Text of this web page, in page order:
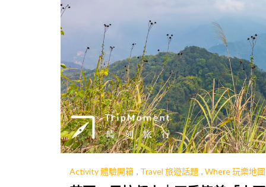
Activity 體驗開箱 , Travel 旅遊話題 , Where 玩樂地圖